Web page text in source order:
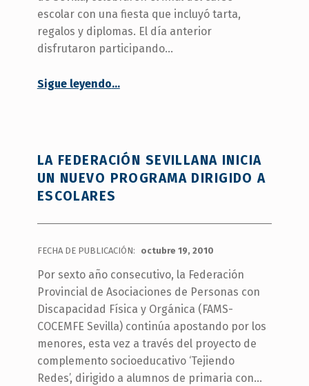
escolar con una fiesta que incluyó tarta,
regalos y diplomas. El día anterior
disfrutaron participando…
Sigue leyendo“Los menores de FAMS-COCEMFE Sevilla celebran el fin de curso”
…
LA FEDERACIÓN SEVILLANA INICIA
UN NUEVO PROGRAMA DIRIGIDO A
ESCOLARES
FECHA DE PUBLICACIÓN: octubre 19, 2010
Por sexto año consecutivo, la Federación
Provincial de Asociaciones de Personas con
Discapacidad Física y Orgánica (FAMS-
COCEMFE Sevilla) continúa apostando por los
menores, esta vez a través del proyecto de
complemento socioeducativo ‘Tejiendo
Redes’, dirigido a alumnos de primaria con…